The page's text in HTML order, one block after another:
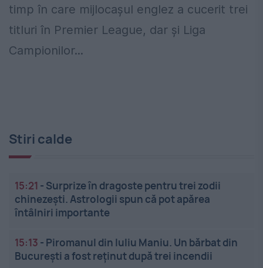
timp în care mijlocașul englez a cucerit trei
titluri în Premier League, dar și Liga
Campionilor...
Stiri calde
15:21 - Surprize în dragoste pentru trei zodii
chinezești. Astrologii spun că pot apărea
întâlniri importante
15:13 - Piromanul din Iuliu Maniu. Un bărbat din
București a fost reținut după trei incendii